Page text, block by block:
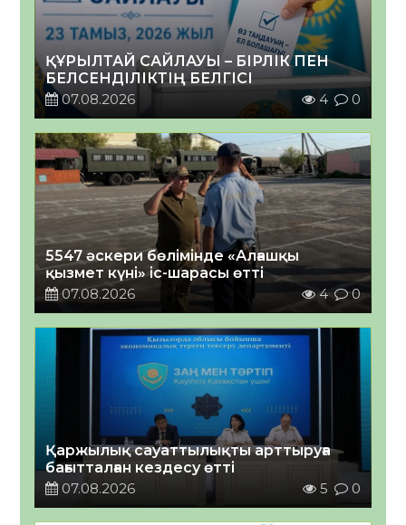
ҚҰРЫЛТАЙ САЙЛАУЫ – БІРЛІК ПЕН
БЕЛСЕНДІЛІКТІҢ БЕЛГІСІ
07.08.2026
4 0
5547 әскери бөлімінде «Алғашқы
қызмет күні» іс-шарасы өтті
07.08.2026
4 0
Қаржылық сауаттылықты арттыруға
бағытталған кездесу өтті
07.08.2026
5 0